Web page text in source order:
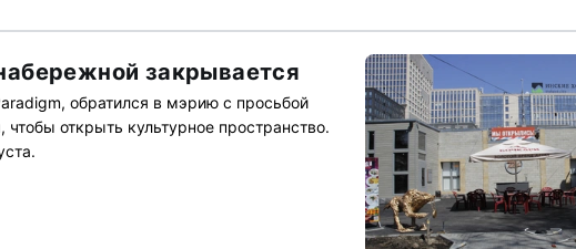
закрывается
обратился в мэрию с просьбой
открыть культурное пространство.